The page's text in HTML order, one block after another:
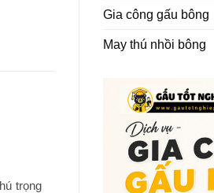
Gia công gấu bông
May thú nhồi bông
trọng